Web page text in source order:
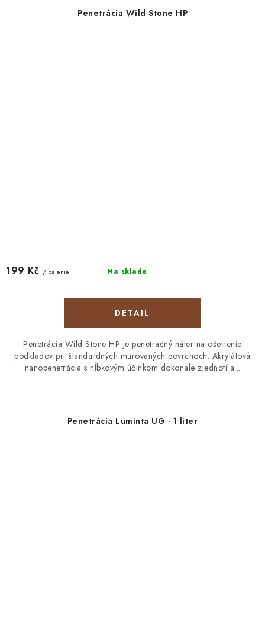
Penetrácia Wild Stone HP
Na sklade
199 Kč / balenie
DETAIL
Penetrácia Wild Stone HP je penetračný náter na ošetrenie
podkladov pri štandardných murovaných povrchoch. Akrylátová
nanopenetrácia s hĺbkovým účinkom dokonale zjednotí a...
Penetrácia Luminta UG - 1 liter